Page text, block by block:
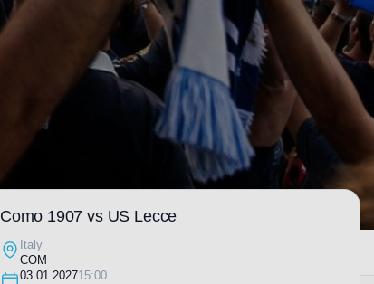
Como 1907 vs US Lecce
Italy
COM
03.01.202715:00